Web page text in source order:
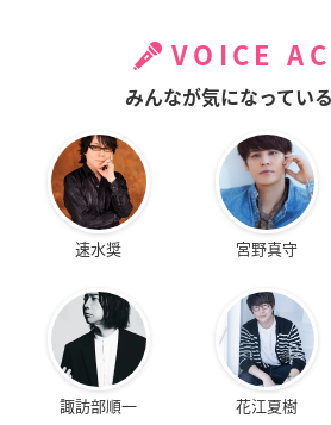
VOICE
みんなが気になってい
速水奨 宮野真守
諏訪部順一 花江夏樹